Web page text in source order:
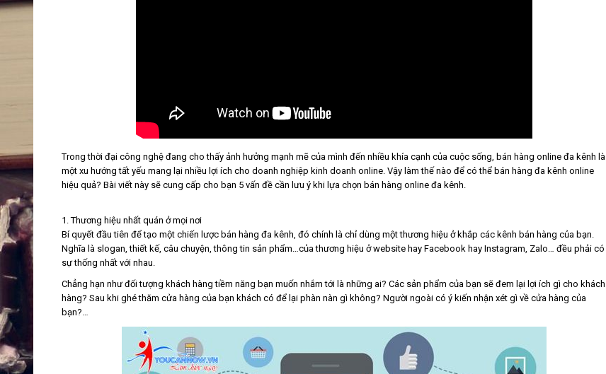
Trong thời đại công nghệ đang cho thấy ảnh hưởng mạnh mẽ của mình đến nhiều khía cạnh của cuộc sống, bán hàng online đa kênh là
một xu hướng tất yếu mang lại nhiều lợi ích cho doanh nghiệp kinh doanh online. Vậy làm thế nào để có thể bán hàng đa kênh online
hiệu quả? Bài viết này sẽ cung cấp cho bạn 5 vấn đề cần lưu ý khi lựa chọn bán hàng online đa kênh.
1. Thương hiệu nhất quán ở mọi nơi
Bí quyết đầu tiên để tạo một chiến lược bán hàng đa kênh, đó chính là chỉ dùng một thương hiệu ở khắp các kênh bán hàng của bạn.
Nghĩa là slogan, thiết kế, câu chuyện, thông tin sản phẩm…của thương hiệu ở website hay Facebook hay Instagram, Zalo… đều phải có
sự thống nhất với nhau.
Chẳng hạn như đối tượng khách hàng tiềm năng bạn muốn nhắm tới là những ai? Các sản phẩm của bạn sẽ đem lại lợi ích gì cho khách
hàng? Sau khi ghé thăm cửa hàng của bạn khách có để lại phàn nàn gì không? Người ngoài có ý kiến nhận xét gì về cửa hàng của
bạn?…